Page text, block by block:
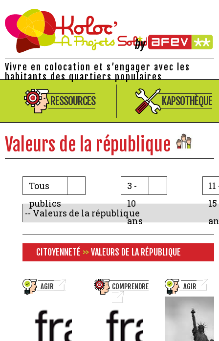
Vivre en colocation et s’engager avec les
habitants des quartiers populaires
RESSOURCES KAPSOTHÈQUE
Valeurs de la république
Tous
publics
3 -
10
ans
11
15
CITOYENNETÉ >>VALEURS DE LA RÉPUBLIQUE
AGIR COMPRENDRE AGIR